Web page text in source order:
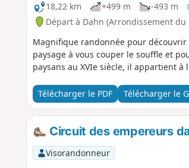
18,22 km
+499 m -493 m
Départ à Dahn (Arrondissement du
Magnifique randonnée pour
paysage à vous couper le souffle et
paysans au XVIe siècle, il appartient
Télécharger le PDF Télécharger le
Circuit des empereurs
Visorandonneur